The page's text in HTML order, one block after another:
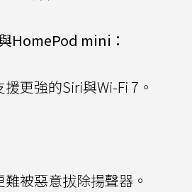
HomePod mini：
更強的Siri與Wi-Fi 7。
被惡意拔除揚聲器。